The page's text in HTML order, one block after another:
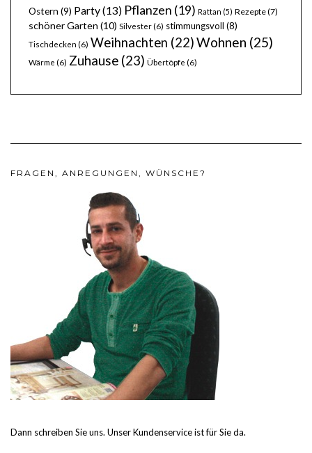
Ostern (9) Party(13) Pflanzen (19) Rattan (5) Rezepte(7)
schöner Garten (10) Silvester(6) stimmungsvoll (8)
Tischdecken (6) Weihnachten (22)Wohnen (25)
Wärme (6) Zuhause (23) Übertöpfe (6)
FRAGEN, ANREGUNGEN, WÜNSCHE?
Dann schreiben Sie uns. Unser Kundenservice ist für Sie da.